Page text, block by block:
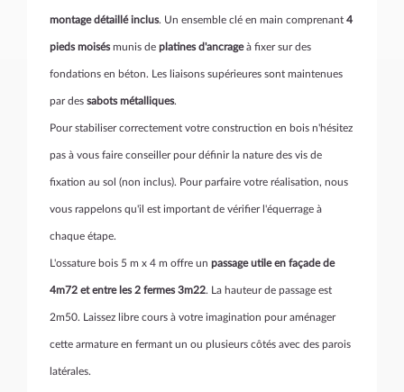
montage détaillé inclus. Un ensemble clé en main comprenant 4
pieds moisésmunis de platines d'ancrageà fixer sur des
fondations en béton. Les liaisons supérieures sont maintenues
par des sabots métalliques.
Pour stabiliser correctement votre construction en bois n'hésitez
pas à vous faire conseiller pour définir la nature des vis de
fixation au sol (non inclus). Pour parfaire votre réalisation, nous
vous rappelons qu'il est important de vérifier l'équerrage à
chaque étape.
L'ossature bois 5 m x 4 m offre un passage utile en façade de
4m72 et entre les 2 fermes 3m22. La hauteur de passage est
2m50. Laissez libre cours à votre imagination pour aménager
cette armature en fermant un ou plusieurs côtés avec des parois
latérales.